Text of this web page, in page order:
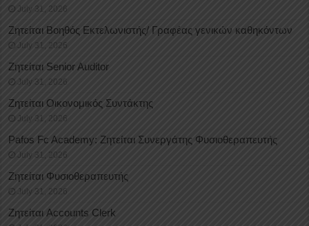
July 31, 2026
Ζητείται Βοηθός Εκτελωνιστής/ Γραφέας γενικών καθηκόντων
July 31, 2026
Ζητείται Senior Auditor
July 31, 2026
Ζητείται Οικονομικός Συντάκτης
July 31, 2026
Pafos Fc Academy: Ζητείται Συνεργάτης Φυσιοθεραπευτής
July 31, 2026
Ζητείται Φυσιοθεραπευτής
July 31, 2026
Ζητείται Accounts Clerk